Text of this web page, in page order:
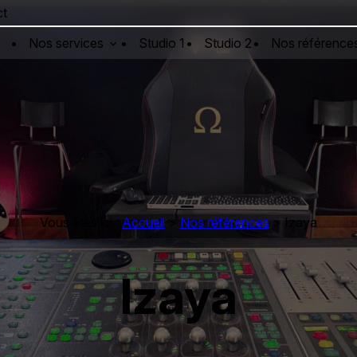
Nos services
Studio 1 Studio 2 Nos
Vous êtes ici : Accueil > Nos références > Izaya
Izaya